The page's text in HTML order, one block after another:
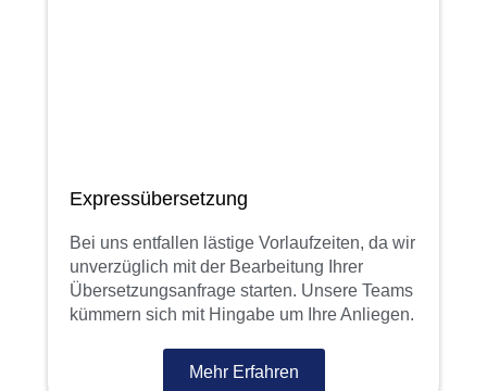
Expressübersetzung
Bei uns entfallen lästige Vorlaufzeiten, da wir
unverzüglich mit der Bearbeitung Ihrer
Übersetzungsanfrage starten. Unsere Teams
kümmern sich mit Hingabe um Ihre Anliegen.
Mehr Erfahren